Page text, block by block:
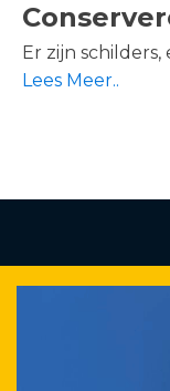
Er zijn schilders,
Lees Meer..